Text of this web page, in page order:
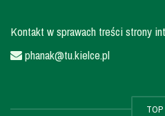
Kontakt w sprawach treści strony
phanak@tu.kielce.pl
TOP